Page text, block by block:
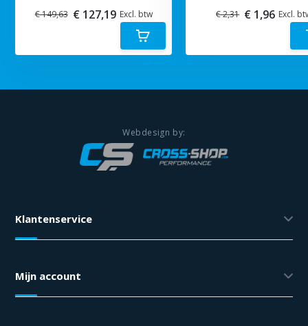
€ 149,63 € 127,19 Excl. btw € 2,31 € 1,96 Excl.
Klantenservice
Mijn account